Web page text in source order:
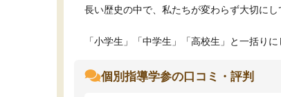
長い歴史の中で、私たちが変わらず大切に
「小学生」「中学生」「高校生」と一括り
個別指導学参の口コミ・評判